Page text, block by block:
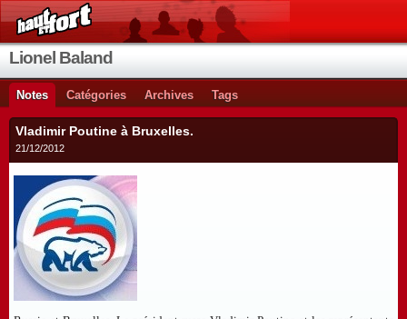
Lionel Baland
Notes Catégories Archives Tags
Vladimir Poutine à Bruxelles.
21/12/2012